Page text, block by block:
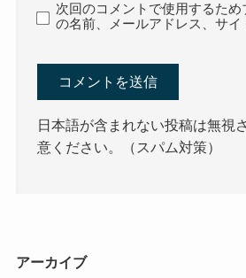
次回のコメントで使用するため
の名前、メールアドレス、サイ
日本語が含まれない投稿は無視
意ください。（スパム対策）
アーカイブ